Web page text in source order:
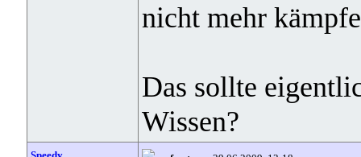
nicht mehr
Das sollte
Wissen?